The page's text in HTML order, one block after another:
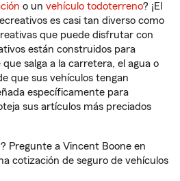
o un vehículo todoterreno? ¡El
es casi tan diverso como
que puede disfrutar con
están construidos para
salga a la carretera, el agua o
que sus vehículos tengan
específicamente para
sus artículos más preciados
Pregunte a Vincent Boone en
cotización de seguro de vehículos